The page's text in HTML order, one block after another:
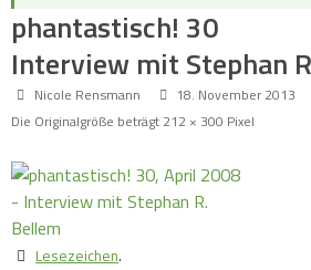
phantastisch! 30
Interview mit Stephan
Nicole Rensmann
18. November 2013
Die Originalgröße beträgt 212 × 300 Pixel
Lesezeichen.